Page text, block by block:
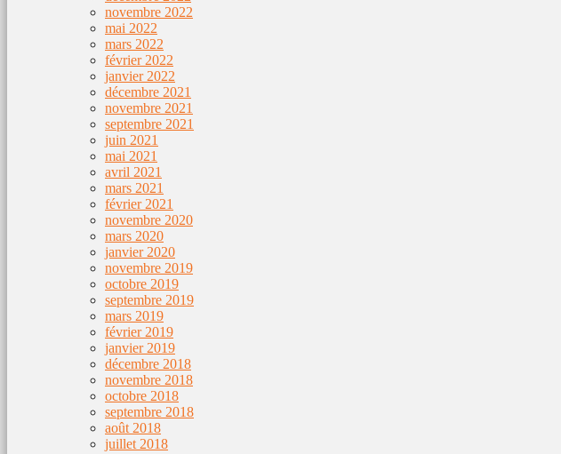
novembre 2022
mai 2022
mars 2022
février 2022
janvier 2022
décembre 2021
novembre 2021
septembre 2021
juin 2021
mai 2021
avril 2021
mars 2021
février 2021
novembre 2020
mars 2020
janvier 2020
novembre 2019
octobre 2019
septembre 2019
mars 2019
février 2019
janvier 2019
décembre 2018
novembre 2018
octobre 2018
septembre 2018
août 2018
juillet 2018